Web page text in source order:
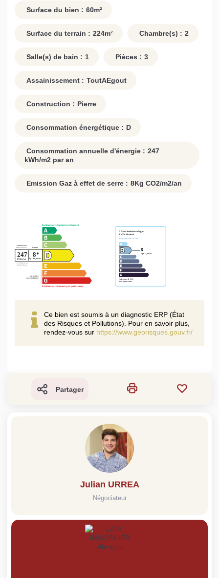
Surface du bien : 60m²
Surface du terrain : 224m² Chambre(s) : 2
Salle(s) de bain : 1 Pièces : 3
Assainissement : ToutAEgout
Construction : Pierre
Consommation énergétique : D
Consommation annuelle d'énergie : 247
kWh/m2 par an
Emission Gaz à effet de serre : 8Kg CO2/m2/an
Ce bien est soumis à un diagnostic ERP (État
des Risques et Pollutions). Pour en savoir plus,
rendez-vous sur https://www.georisques.gouv.fr/
Partager
Julian URREA
Négociateur